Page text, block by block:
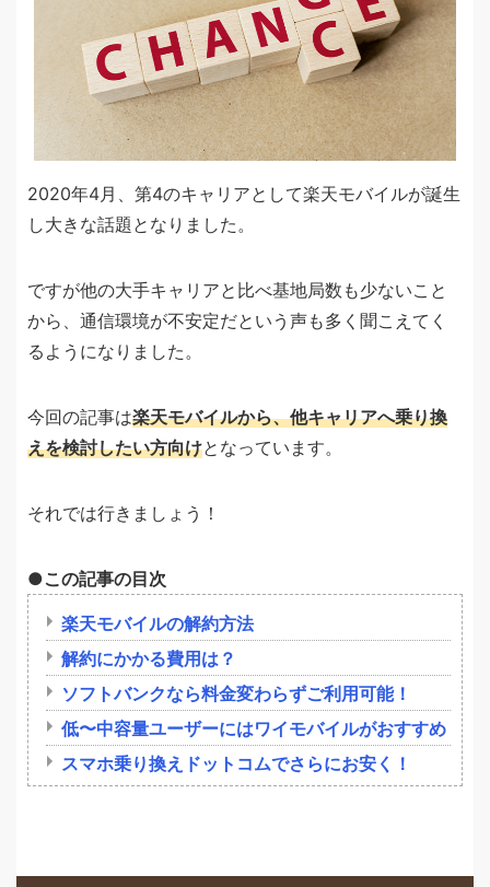
2020年4月、第4のキャリアとして楽天モバイルが誕生
し大きな話題となりました。
ですが他の大手キャリアと比べ基地局数も少ないこと
から、通信環境が不安定だという声も多く聞こえてく
るようになりました。
今回の記事は楽天モバイルから、他キャリアへ乗り換
えを検討したい方向けとなっています。
それでは行きましょう！
この記事の目次
楽天モバイルの解約方法
解約にかかる費用は？
ソフトバンクなら料金変わらずご利用可能！
低〜中容量ユーザーにはワイモバイルがおすすめ
スマホ乗り換えドットコムでさらにお安く！